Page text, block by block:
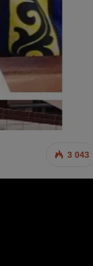
3 043